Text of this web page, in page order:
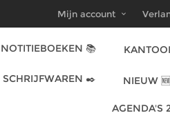
Mijn account
NOTITIEBOEKEN 📚
SCHRIJFWAREN ✒️ NIEUW 🆕
AGENDA'S